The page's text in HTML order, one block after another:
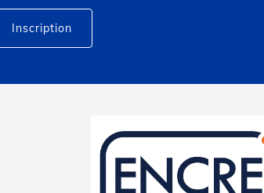
Inscription